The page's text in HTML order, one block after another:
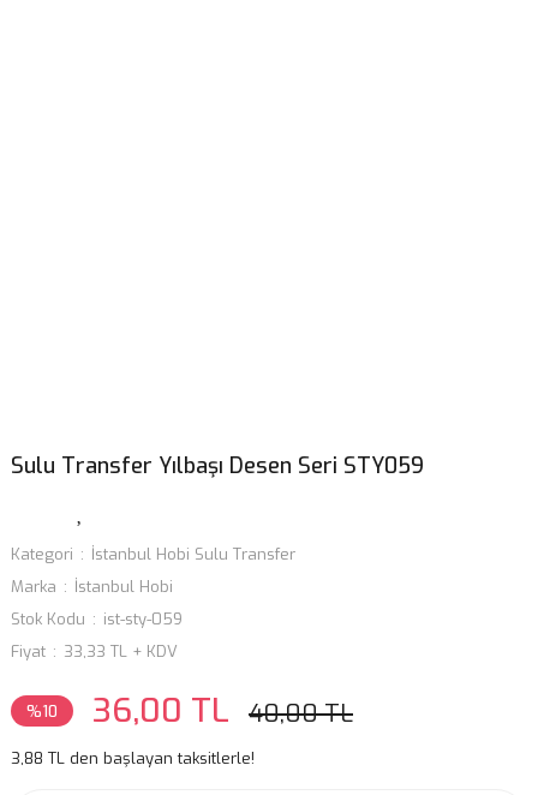
Sulu Transfer Yılbaşı Desen Seri STY059
Kategori
İstanbul Hobi Sulu Transfer
Marka
İstanbul Hobi
Stok Kodu
ist-sty-059
Fiyat
33,33 TL + KDV
%10 36,00 TL 40,00 TL
3,88 TL den başlayan taksitlerle!